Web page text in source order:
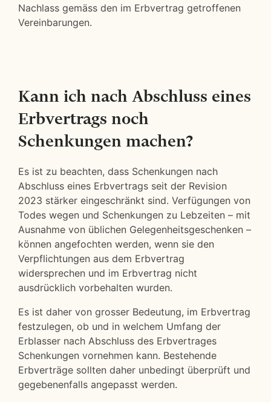
Nachlass gemäss den im Erbvertrag getroffenen
Vereinbarungen.
Kann ich nach Abschluss eines
Erbvertrags noch
Schenkungen machen?
Es ist zu beachten, dass Schenkungen nach
Abschluss eines Erbvertrags seit der Revision
2023 stärker eingeschränkt sind. Verfügungen von
Todes wegen und Schenkungen zu Lebzeiten – mit
Ausnahme von üblichen Gelegenheitsgeschenken –
können angefochten werden, wenn sie den
Verpflichtungen aus dem Erbvertrag
widersprechen und im Erbvertrag nicht
ausdrücklich vorbehalten wurden.
Es ist daher von grosser Bedeutung, im Erbvertrag
festzulegen, ob und in welchem Umfang der
Erblasser nach Abschluss des Erbvertrages
Schenkungen vornehmen kann. Bestehende
Erbverträge sollten daher unbedingt überprüft und
gegebenenfalls angepasst werden.